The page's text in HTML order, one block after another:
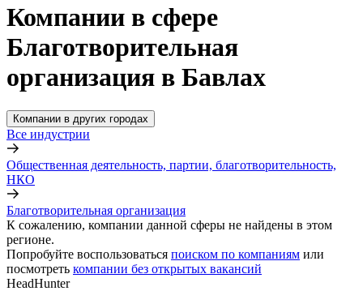
Компании в сфере
Благотворительная
организация в Бавлах
Компании в других городах
Все индустрии
Общественная деятельность, партии, благотворительность,
НКО
Благотворительная организация
К сожалению, компании данной сферы не найдены в этом
регионе.
Попробуйте воспользоваться поиском по компаниям или
посмотреть компании без открытых вакансий
HeadHunter